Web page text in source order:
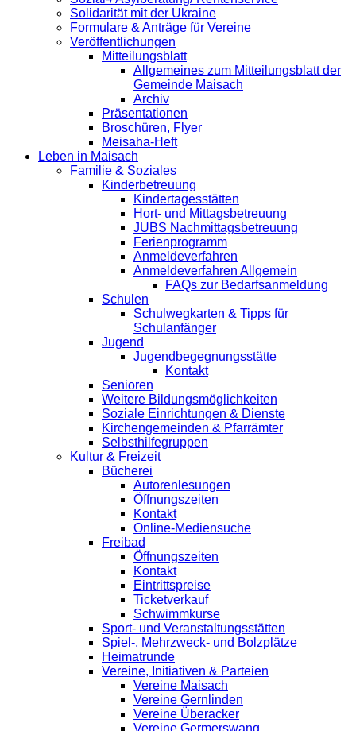
Solidarität mit der Ukraine
Formulare & Anträge für Vereine
Veröffentlichungen
Mitteilungsblatt
Allgemeines zum Mitteilungsblatt der
Gemeinde Maisach
Archiv
Präsentationen
Broschüren, Flyer
Meisaha-Heft
Leben in Maisach
Familie & Soziales
Kinderbetreuung
Kindertagesstätten
Hort- und Mittagsbetreuung
JUBS Nachmittagsbetreuung
Ferienprogramm
Anmeldeverfahren
Anmeldeverfahren Allgemein
FAQs zur Bedarfsanmeldung
Schulen
Schulwegkarten & Tipps für
Schulanfänger
Jugend
Jugendbegegnungsstätte
Kontakt
Senioren
Weitere Bildungsmöglichkeiten
Soziale Einrichtungen & Dienste
Kirchengemeinden & Pfarrämter
Selbsthilfegruppen
Kultur & Freizeit
Bücherei
Autorenlesungen
Öffnungszeiten
Kontakt
Online-Mediensuche
Freibad
Öffnungszeiten
Kontakt
Eintrittspreise
Ticketverkauf
Schwimmkurse
Sport- und Veranstaltungsstätten
Spiel-, Mehrzweck- und Bolzplätze
Heimatrunde
Vereine, Initiativen & Parteien
Vereine Maisach
Vereine Gernlinden
Vereine Überacker
Vereine Germerswang